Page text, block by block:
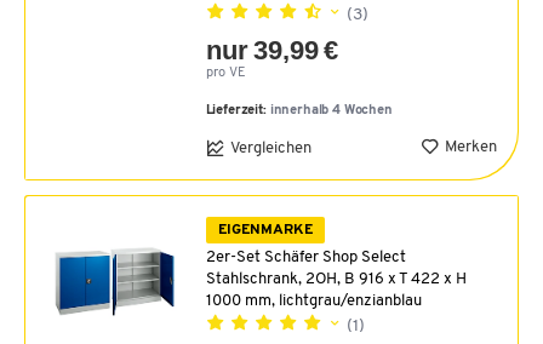
(3)
nur 39,99 €
pro VE
Lieferzeit: innerhalb 4 Wochen
Vergleichen Merken
EIGENMARKE
2er-Set Schäfer Shop Select
Stahlschrank, 2OH, B 916 x T 422 x H
1000 mm, lichtgrau/enzianblau
(1)